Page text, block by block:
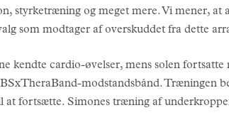
styrketræning og meget mere. Vi mener, at
som modtager af overskuddet fra dette
kendte cardio-øvelser, mens solen
modstandsbånd. Træningen
fortsætte. Simones træning af